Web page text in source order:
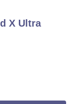
X Ultra